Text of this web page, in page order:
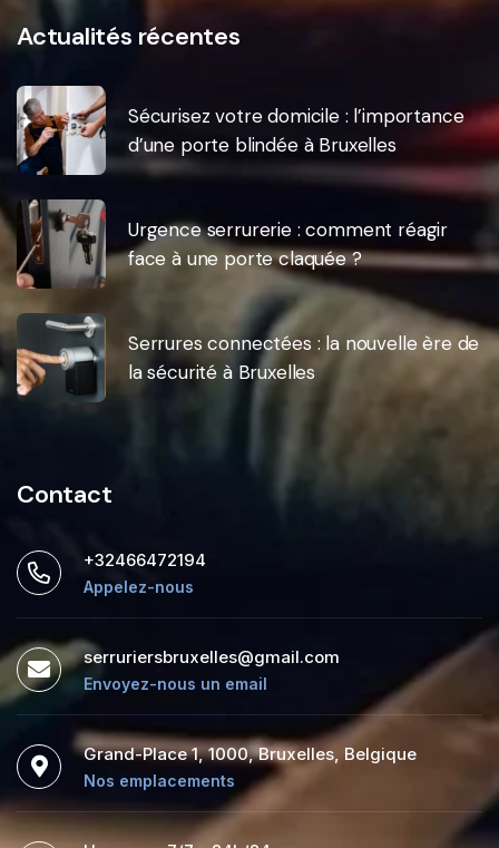
Actualités récentes
Sécurisez votre domicile : l’importance
d’une porte blindée à Bruxelles
Urgence serrurerie : comment réagir
face à une porte claquée ?
Serrures connectées : la nouvelle ère de
la sécurité à Bruxelles
Contact
+32466472194
Appelez-nous
serruriersbruxelles@gmail.com
Envoyez-nous un email
Grand-Place 1, 1000, Bruxelles, Belgique
Nos emplacements